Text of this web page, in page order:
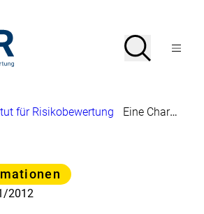
Suche
SucheMenü
für Risikobewertung
Eine Charge Tiefkühl-Erdbeeren ist sehr wahrscheinlich die Ursache des großen Ausbruchs von akutem Brechdurchfall bei Kindern und Jugendlichen in den östlichen Bundesländern
2012